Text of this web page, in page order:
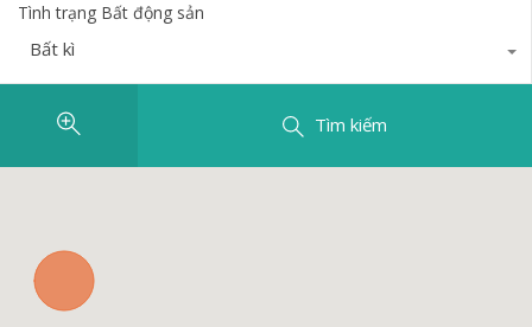
Tình trạng Bất động sản
Bất kì
Tìm kiếm